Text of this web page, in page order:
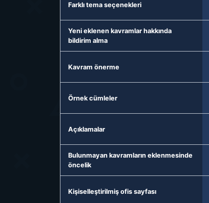
Farklı tema seçenekleri
Yeni eklenen kavramlar hakkında
bildirim alma
Kavram önerme
Örnek cümleler
Açıklamalar
Bulunmayan kavramların eklenmesinde
öncelik
Kişiselleştirilmiş ofis sayfası